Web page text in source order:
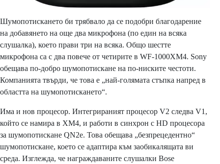
Шумопотискането би трябвало да се подобри благодарение
на добавянето на още два микрофона (по един на всяка
слушалка), което прави три на всяка. Общо шестте
микрофона са с два повече от четирите в WF-1000XM4. Sony
обещава по-добро шумопотискане на по-ниските честоти.
Компанията твърди, че това е „най-голямата стъпка напред в
областта на шумопотискането“.
Има и нов процесор. Интегрираният процесор V2 следва V1,
който се намира в XM4, и работи в синхрон с HD процесора
за шумопотискане QN2e. Това обещава „безпрецедентно“
шумопотискане, което се адаптира към заобикалящата ви
среда. Изглежда, че награждаваните слушалки Bose